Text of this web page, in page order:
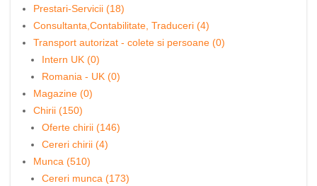
Prestari-Servicii (18)
Consultanta,Contabilitate, Traduceri (4)
Transport autorizat - colete si persoane (0)
Intern UK (0)
Romania - UK (0)
Magazine (0)
Chirii (150)
Oferte chirii (146)
Cereri chirii (4)
Munca (510)
Cereri munca (173)